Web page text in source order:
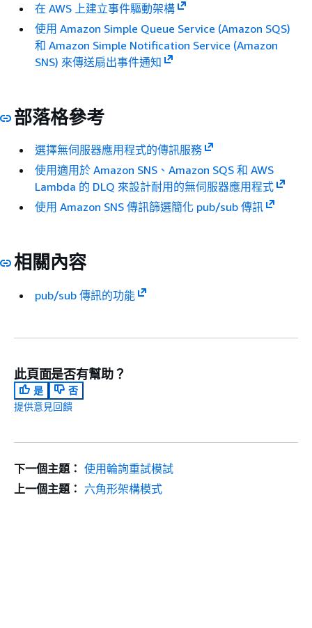
在 AWS 上建立事件驅動架構
使用 Amazon Simple Queue Service (Amazon SQS)
和 Amazon Simple Notiﬁcation Service (Amazon
SNS) 來傳送扇出事件通知
部落格參考
選擇無伺服器應用程式的傳訊服務
使用適用於 Amazon SNS、Amazon SQS 和 AWS
Lambda 的 DLQ 來設計耐用的無伺服器應用程式
使用 Amazon SNS 傳訊篩選簡化 pub/sub 傳訊
相關內容
pub/sub 傳訊的功能
此頁面是否有幫助？
是
否
提供意見回饋
下一個主題： 使用輪詢重試模試
上一個主題： 六角形架構模式